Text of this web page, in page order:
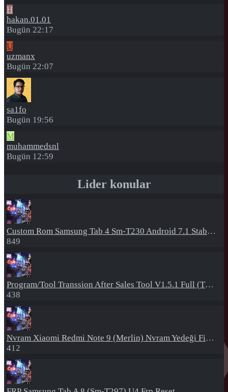
H
hakan.01.01
Bugün 22:17
U
uzmanx
Bugün 22:07
sa1fo
Bugün 19:56
M
muhammedsnl
Bugün 12:59
Lider konular
Custom Rom Samsung Tab 4 Sm-T230 Android 7.1 Stabil Eba Destekli Yazılım
849
Program/Tool Transsion After Sales Tool V1.5.1 Full (Tüm Mtk Işlemcili Cihazları Meta Moda Alma)
438
Nvram Xiaomi Redmi Note 9 (Merlin) Nvram Yedeği Fix Nv By Dft Pro
412